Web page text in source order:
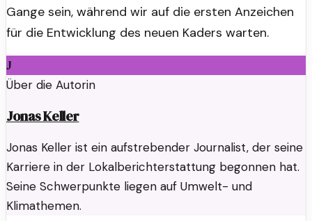
Gange sein, während wir auf die ersten Anzeichen
für die Entwicklung des neuen Kaders warten.
J
Über die Autorin
Jonas Keller
Jonas Keller ist ein aufstrebender Journalist, der seine
Karriere in der Lokalberichterstattung begonnen hat.
Seine Schwerpunkte liegen auf Umwelt- und
Klimathemen.